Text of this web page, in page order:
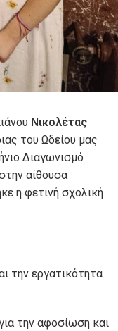
Νικολέτας
του Ωδείου μας
Διαγωνισμό
αίθουσα
η φετινή σχολική
την εργατικότητα
την αφοσίωση και